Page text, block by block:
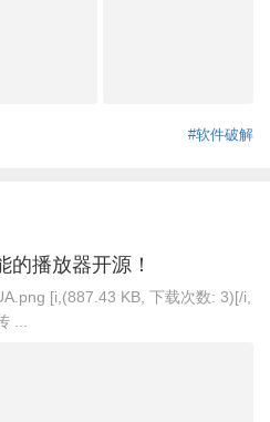
#软件破解
的播放器开源！
[i,(887.43 KB, 下载次数: 3)[/i,
...